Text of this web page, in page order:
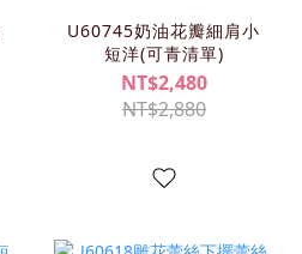
U60745奶油花瓣細肩小
短洋(可青清單)
NT$2,480
NT$2,880